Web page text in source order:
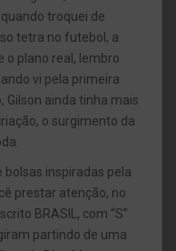
troquei de
tetra no futebol, a
o plano real, lembro
vi pela primeira
Gilson ainda tinha mais
o surgimento da
bolsas inspiradas pela
prestar atenção, no
BRASIL, com “S”
partindo de uma